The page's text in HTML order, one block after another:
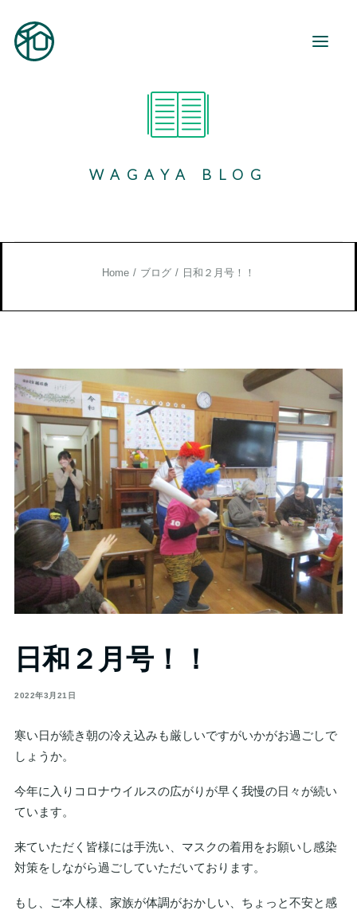
事業所紹介
お役立ち情報
WAGAYA BLOG
Home ブログ 日和２月号！！
日和２月号！！
2022年3月21日
寒い日が続き朝の冷え込みも厳しいですがいかがお過ごしで
しょうか。
今年に入りコロナウイルスの広がりが早く我慢の日々が続い
ています。
来ていただく皆様には手洗い、マスクの着用をお願いし感染
対策をしながら過ごしていただいております。
もし、ご本人様、家族が体調がおかしい、ちょっと不安と感